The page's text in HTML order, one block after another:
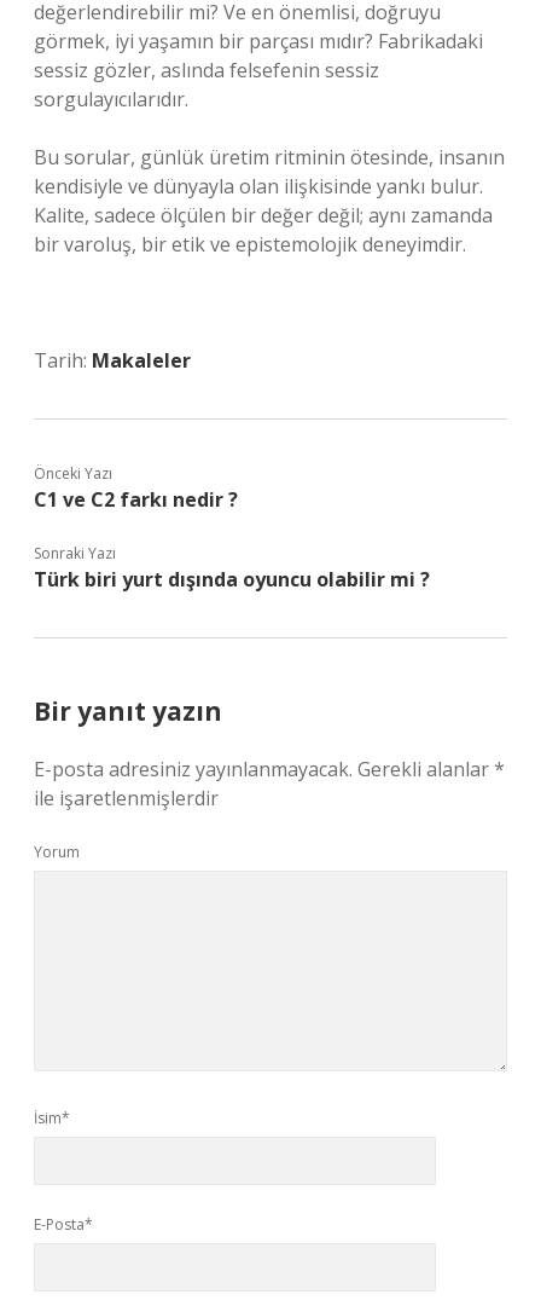
değerlendirebilir mi? Ve en önemlisi, doğruyu
görmek, iyi yaşamın bir parçası mıdır? Fabrikadaki
sessiz gözler, aslında felsefenin sessiz
sorgulayıcılarıdır.
Bu sorular, günlük üretim ritminin ötesinde, insanın
kendisiyle ve dünyayla olan ilişkisinde yankı bulur.
Kalite, sadece ölçülen bir değer değil; aynı zamanda
bir varoluş, bir etik ve epistemolojik deneyimdir.
Tarih: Makaleler
Önceki Yazı
C1 ve C2 farkı nedir ?
Sonraki Yazı
Türk biri yurt dışında oyuncu olabilir mi ?
Bir yanıt yazın
E-posta adresiniz yayınlanmayacak. Gerekli alanlar*
ile işaretlenmişlerdir
Yorum
İsim*
E-Posta*